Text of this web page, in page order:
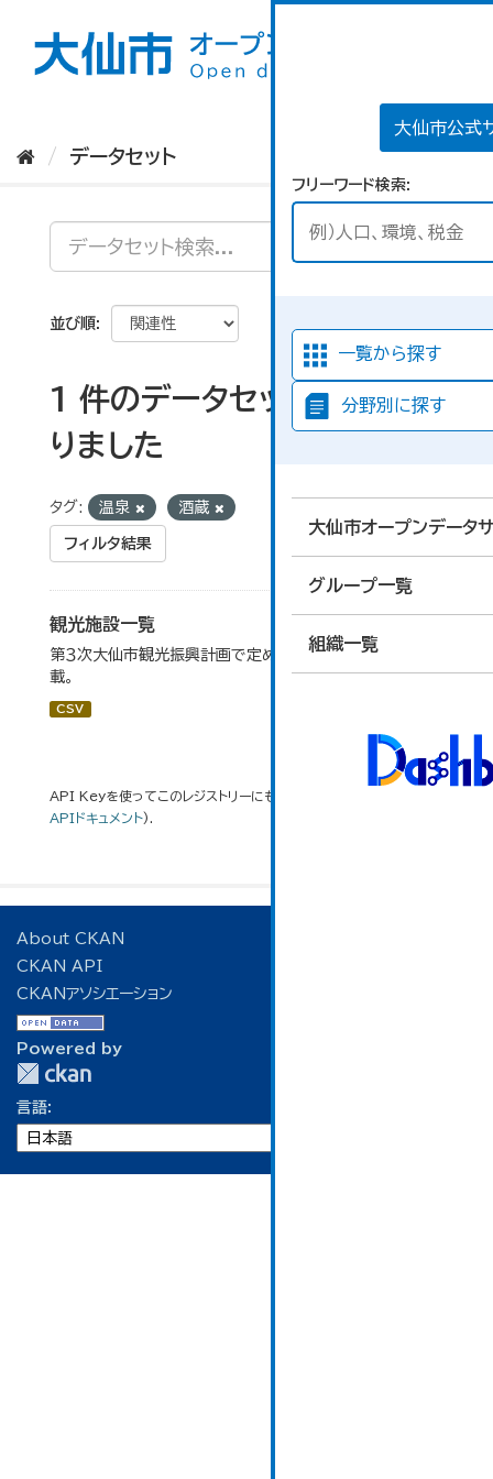
大仙市公式
フリーワード検索
一覧から探す
分野別に探す
大仙市オープンデータ
グループ一覧
組織一覧
データセット
並び順
1 件のデータセットが見つか
りました
タグ: 温泉 酒蔵
フィルタ結果
観光施設一覧
第３次大仙市観光振興計画で定めた、主要観光施設を掲
載。
CSV
API Keyを使ってこのレジストリーにもアクセス可能です
APIドキュメント).
About CKAN
CKAN API
CKANアソシエーション
Powered by
言語